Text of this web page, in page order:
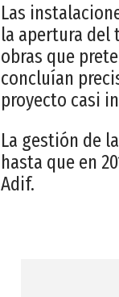
Las
la apertura del
obras que
concluían
proyecto casi
La gestión de
hasta que en
Adif.